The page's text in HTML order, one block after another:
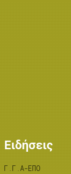
Ειδήσεις
Γ.Γ.Α-ΕΠΟ